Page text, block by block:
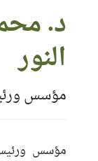
البريد:
الموقع:afaip.com
حساب الفيس بوك:
تاريخ التسجيل:09 10:56:22
اللغات:العربية ـ
د.
النور
مؤسس
مؤسس